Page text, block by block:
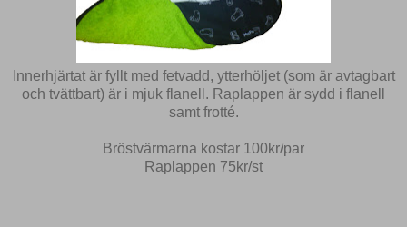
Innerhjärtat är fyllt med fetvadd, ytterhöljet (som är avtagbart
och tvättbart) är i mjuk flanell. Raplappen är sydd i flanell
samt frotté.
Bröstvärmarna kostar 100kr/par
Raplappen 75kr/st